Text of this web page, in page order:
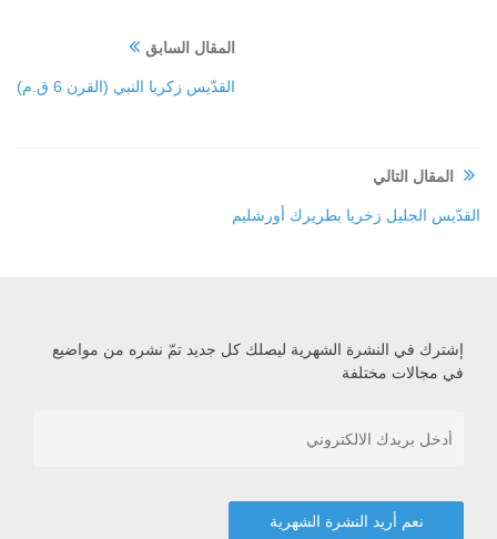
المقال السابق
القدّيس زكريا النبي (القرن 6 ق.م)
المقال التالي
القدّيس الجليل زخريا بطريرك أورشليم
إشترك في النشرة الشهرية ليصلك كل جديد تمّ نشره من مواضيع
في مجالات مختلفة